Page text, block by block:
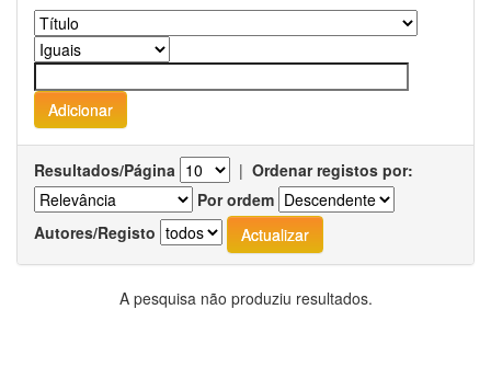
Resultados/Página | Ordenar registos por:
Por ordem
Autores/Registo
A pesquisa não produziu resultados.